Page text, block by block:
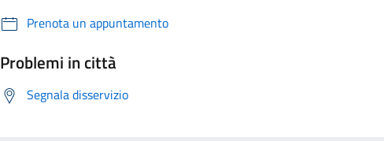
Prenota un appuntamento
Problemi in città
Segnala disservizio